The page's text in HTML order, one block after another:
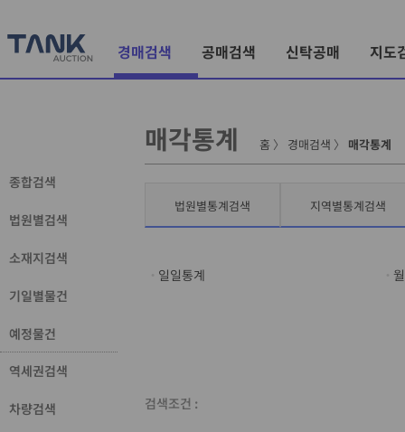
경매검색 공매검색 신탁공매 지도
종합검색
법원별검색
소재지검색
기일별물건
예정물건
역세권검색
차량검색
매각통계 홈 〉 경매검색 〉 매각통계
법원별통계검색 지역별통계검색
일일통계
검색조건 :